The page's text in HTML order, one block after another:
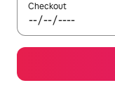
Checkout